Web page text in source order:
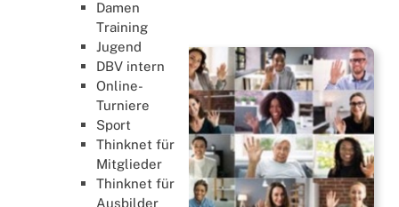
Damen
Training
Jugend
DBV intern
Online-
Turniere
Sport
Thinknet für
Mitglieder
Thinknet für
Ausbilder